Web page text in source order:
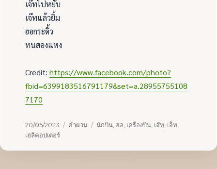
เจ๊ทไปหยับ
เจ๊ทแล้วยิ้ม
ฮอกระดิ้ว
ทนสองแหง
Credit:https://www.facebook.com/photo?
fbid=6399183516791179&set=a.28955755108
7170
เขียน
เมื่อ
20/05/2023
หมวด
คำผวน
ป้าย
นักบิน ฮอ เครื่องบิน เจ๊ท เจ็ท
เฮลิคอปเตอร์